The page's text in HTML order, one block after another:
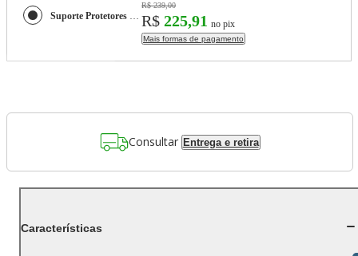
Suporte Protetores Preto Onyx 3 Peças Le Creuset
R$ 239,00
R$ 225,91 no pix
Mais formas de pagamento
Consultar Entrega e retira
Características